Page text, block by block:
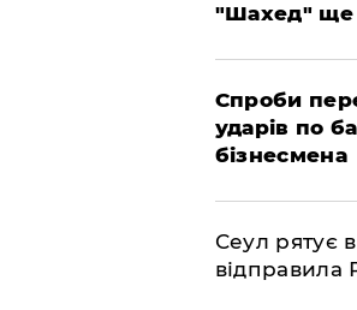
"Шахед" ще
​Спроби
ударів по
бізнесмена
​Сеул рятує
відправила